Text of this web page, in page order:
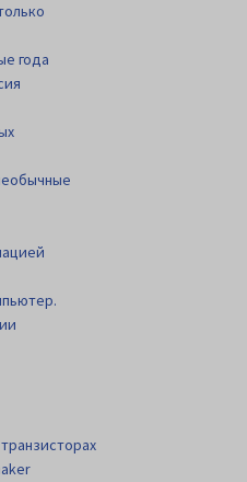
года